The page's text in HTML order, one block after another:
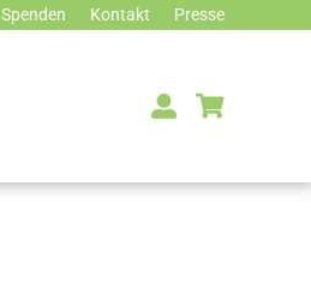
Spenden Kontakt Presse